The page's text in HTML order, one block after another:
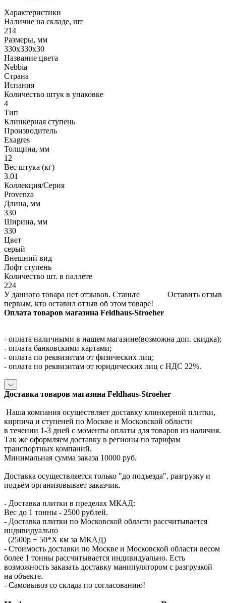
Характеристики
Наличие на складе, шт
214
Размеры, мм
330x330x30
Название цвета
Nebbia
Страна
Испания
Количество штук в упаковке
4
Тип
Клинкерная ступень
Производитель
Exagres
Толщина, мм
12
Вес штука (кг)
3.01
Коллекция/Серия
Provenza
Длина, мм
330
Ширина, мм
330
Цвет
серый
Внешний вид
Лофт ступень
Количество шт. в паллете
224
Оставить отзыв
У данного товара нет отзывов. Станьте
первым, кто оставил отзыв об этом товаре!
Оплата товаров магазина Feldhaus-Stroeher
- оплата наличными в нашем магазине(возможна доп. скидка);
- оплата банковскими картами;
- оплата по реквизитам от физических лиц;
- оплата по реквизитам от юридических лиц с НДС 22%.
Доставка товаров магазина Feldhaus-Stroeher
Наша компания осуществляет доставку клинкерной плитки,
кирпича и ступеней по Москве и Московской области
в течении 1-3 дней с моменты оплаты для товаров из наличия.
Так же оформляем доставку в регионы по тарифам
транспортных компаний.
Минимальная сумма заказа 10000 руб.
Доставка осуществляется только "до подъезда", разгрузку и
подъём организовывает заказчик.
- Доставка плитки в пределах МКАД:
Вес до 1 тонны - 2500 рублей.
- Доставка плитки по Московской области рассчитывается
индивидуально
(2500р + 50*X км за МКАД)
- Стоимость доставки по Москве и Московской области весом
более 1 тонны рассчитывается индивидуально. Есть
возможность заказать доставку манипулятором с разгрузкой
на объекте.
- Самовывоз со склада по согласованию!